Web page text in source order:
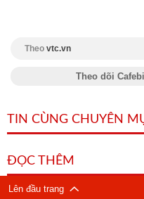
Theo vtc.vn
Theo dõi
TIN CÙNG CHUYÊN
ĐỌC THÊM
Lên đầu trang